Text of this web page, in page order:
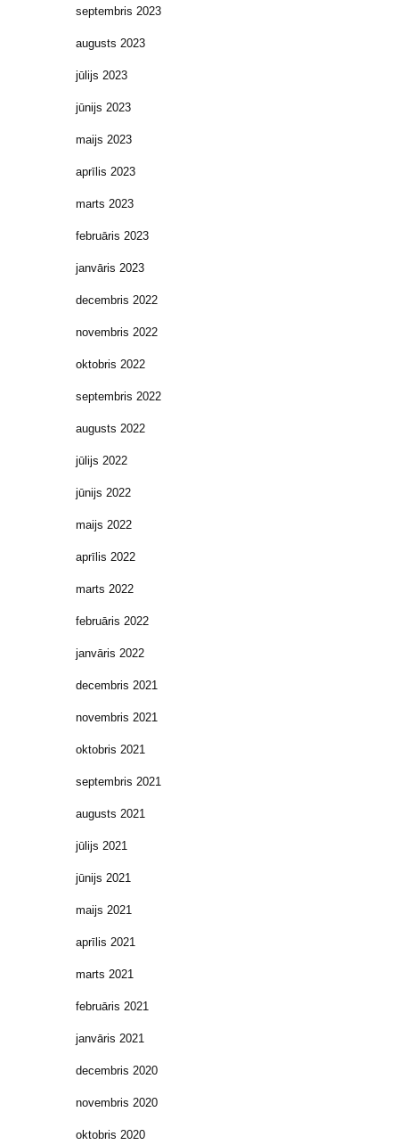
septembris 2023
augusts 2023
jūlijs 2023
jūnijs 2023
maijs 2023
aprīlis 2023
marts 2023
februāris 2023
janvāris 2023
decembris 2022
novembris 2022
oktobris 2022
septembris 2022
augusts 2022
jūlijs 2022
jūnijs 2022
maijs 2022
aprīlis 2022
marts 2022
februāris 2022
janvāris 2022
decembris 2021
novembris 2021
oktobris 2021
septembris 2021
augusts 2021
jūlijs 2021
jūnijs 2021
maijs 2021
aprīlis 2021
marts 2021
februāris 2021
janvāris 2021
decembris 2020
novembris 2020
oktobris 2020